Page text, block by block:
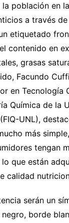
población en
a través de
etiquetado
contenido en
grasas
Facundo
en Tecnología
Química de la
UNL),
más
tengan
que están
calidad
serán un
borde